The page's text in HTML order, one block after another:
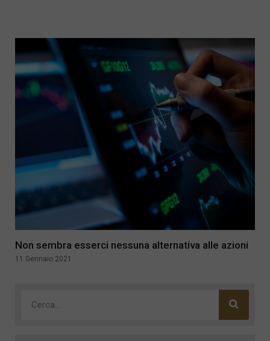
Non sembra esserci nessuna alternativa alle azioni
11 Gennaio 2021